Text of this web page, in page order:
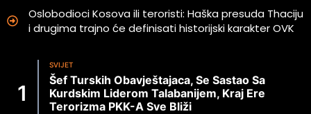
Oslobodioci Kosova ili teroristi: Haška presuda Thaciju
i drugima trajno će definisati historijski karakter OVK
SVIJET
Šef Turskih Obavještajaca, Se Sastao Sa
Kurdskim Liderom Talabanijem, Kraj Ere
Terorizma PKK-A Sve Bliži